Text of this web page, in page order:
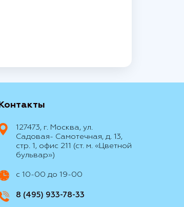
Контакты
127473, г. Москва, ул.
Садовая- Самотечная, д. 13,
стр. 1, офис 211 (ст. м. «Цветной
бульвар»)
с 10-00 до 19-00
8 (495) 933-78-33